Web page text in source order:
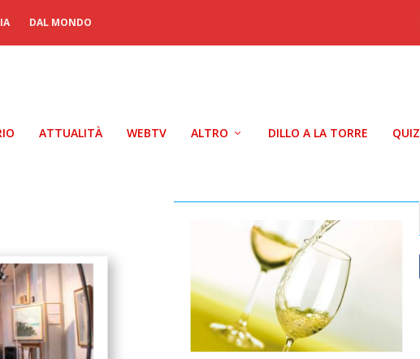
DAL MONDO
ATTUALITÀ WEBTV ALTRO DILLO A LA TORRE QUIZ